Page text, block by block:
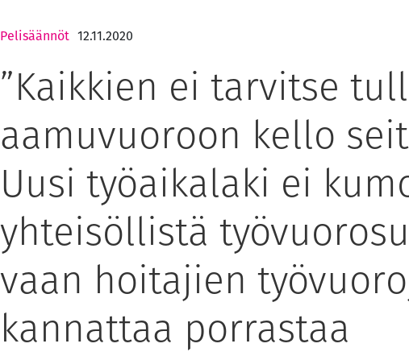
Pelisäännöt 12.11.2020
”Kaikkien ei tarvitse
aamuvuoroon kello
Uusi työaikalaki ei
yhteisöllistä
vaan hoitajien
kannattaa porrastaa